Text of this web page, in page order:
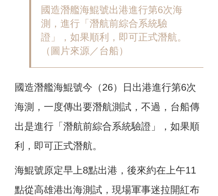
國造潛艦海鯤號出港進行第6次海
測，進行「潛航前綜合系統驗
證」，如果順利，即可正式潛航。
（圖片來源／台船）
國造潛艦海鯤號今（26）日出港進行第6次
海測，一度傳出要潛航測試，不過，台船傳
出是進行「潛航前綜合系統驗證」，如果順
利，即可正式潛航。
海鯤號原定早上8點出港，後來約在上午11
點從高雄港出海測試，現場軍事迷拉開紅布